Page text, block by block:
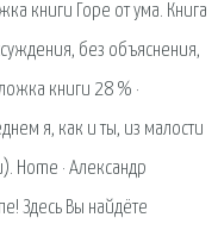
книги Горе от ума. Книга
без объяснения,
книги 28 % ·
я, как и ты, из малости
Home · Александр
Здесь Вы найдёте